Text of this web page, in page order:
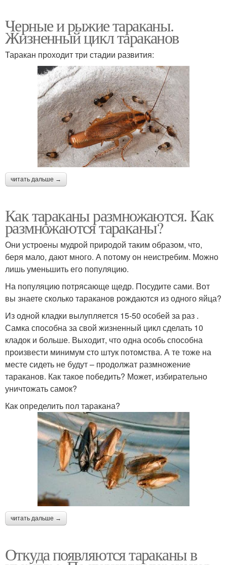
Черные и рыжие тараканы.
Жизненный цикл тараканов
Таракан проходит три стадии развития:
читать дальше →
Как тараканы размножаются. Как
размножаются тараканы?
Они устроены мудрой природой таким образом, что,
беря мало, дают много. А потому он неистребим. Можно
лишь уменьшить его популяцию.
На популяцию потрясающе щедр. Посудите сами. Вот
вы знаете сколько тараканов рождаются из одного яйца?
Из одной кладки вылупляется 15-50 особей за раз .
Самка способна за свой жизненный цикл сделать 10
кладок и больше. Выходит, что одна особь способна
произвести минимум сто штук потомства. А те тоже на
месте сидеть не будут – продолжат размножение
тараканов. Как такое победить? Может, избирательно
уничтожать самок?
Как определить пол таракана?
читать дальше →
Откуда появляются тараканы в